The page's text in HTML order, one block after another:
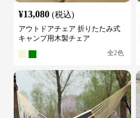
¥13,080 (税込)
アウトドアチェア 折りたたみ式
キャンプ用木製チェア
全2色